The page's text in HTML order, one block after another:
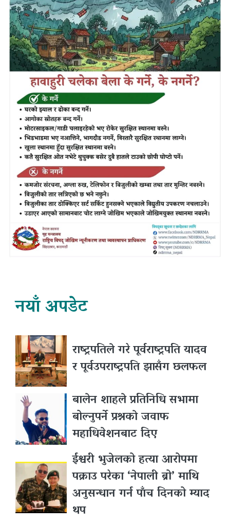
नयाँ अपडेट
राष्ट्रपतिले गरे पूर्वराष्ट्रपति यादव
र पूर्वउपराष्ट्रपति झासँग छलफल
बालेन शाहले प्रतिनिधि सभामा
बोल्नुपर्ने प्रश्नकाे जवाफ
महाधिवेशनबाट दिए
ईश्वरी भुजेलको हत्या आरोपमा
पक्राउ परेका ‘नेपाली ब्रो’ माथि
अनुसन्धान गर्न पाँच दिनको म्याद
थप